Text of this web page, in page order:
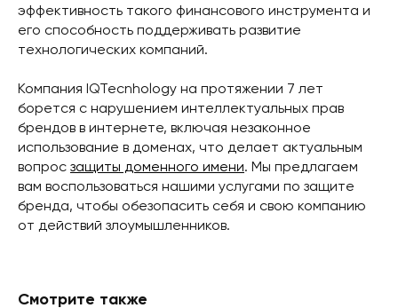
эффективность такого финансового инструмента и
его способность поддерживать развитие
технологических компаний.
Компания IQTecnhology на протяжении 7 лет
борется с нарушением интеллектуальных прав
брендов в интернете, включая незаконное
использование в доменах, что делает актуальным
вопрос защиты доменного имени. Мы предлагаем
вам воспользоваться нашими услугами по защите
бренда, чтобы обезопасить себя и свою компанию
от действий злоумышленников.
Смотрите также